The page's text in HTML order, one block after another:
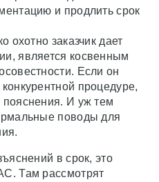
и продлить срок
охотно заказчик дает
является косвенным
Если он
процедуре,
пояснения. И уж тем
поводы для
в срок, это
Там рассмотрят